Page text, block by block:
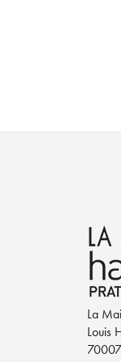
La
Louis